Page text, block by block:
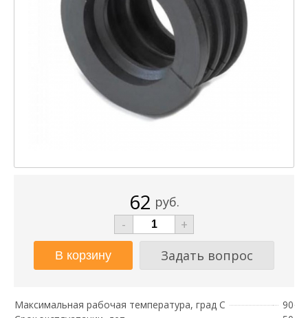
62 руб.
-
+
Задать вопрос
Максимальная рабочая температура, град С
90